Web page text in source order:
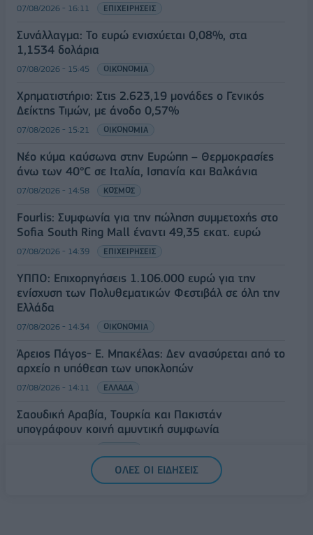
07/08/2026 - 16:11 ΕΠΙΧΕΙΡΗΣΕΙΣ
Συνάλλαγμα: Το ευρώ ενισχύεται 0,08%, στα
1,1534 δολάρια
07/08/2026 - 15:45 ΟΙΚΟΝΟΜΙΑ
Χρηματιστήριο: Στις 2.623,19 μονάδες ο Γενικός
Δείκτης Τιμών, με άνοδο 0,57%
07/08/2026 - 15:21 ΟΙΚΟΝΟΜΙΑ
Νέο κύμα καύσωνα στην Ευρώπη – Θερμοκρασίες
άνω των 40°C σε Ιταλία, Ισπανία και Βαλκάνια
07/08/2026 - 14:58 ΚΟΣΜΟΣ
Fourlis: Συμφωνία για την πώληση συμμετοχής στο
Sofia South Ring Mall έναντι 49,35 εκατ. ευρώ
07/08/2026 - 14:39 ΕΠΙΧΕΙΡΗΣΕΙΣ
ΥΠΠΟ: Επιχορηγήσεις 1.106.000 ευρώ για την
ενίσχυση των Πολυθεματικών Φεστιβάλ σε όλη την
Ελλάδα
07/08/2026 - 14:34 ΟΙΚΟΝΟΜΙΑ
Άρειος Πάγος- Ε. Μπακέλας: Δεν ανασύρεται από το
αρχείο η υπόθεση των υποκλοπών
07/08/2026 - 14:11 ΕΛΛΑΔΑ
Σαουδική Αραβία, Τουρκία και Πακιστάν
υπογράφουν κοινή αμυντική συμφωνία
ΟΛΕΣ ΟΙ ΕΙΔΗΣΕΙΣ